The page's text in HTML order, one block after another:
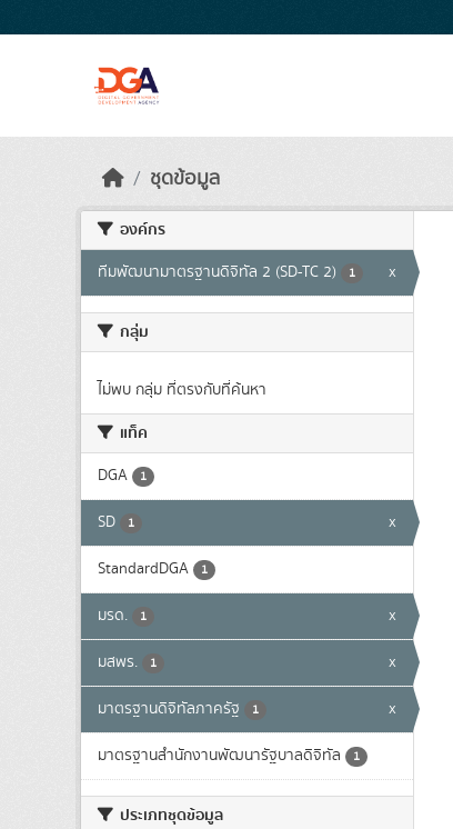
ชุดข้อมูล
องค์กร
ทีมพัฒนามาตรฐานดิจิทัล 2 (SD-TC 2) 1 x
กลุ่ม
ไม่พบ กลุ่ม ที่ตรงกับที่ค้นหา
แท็ค
DGA 1
SD 1 x
StandardDGA 1
มรด. 1 x
มสพร. 1 x
มาตรฐานดิจิทัลภาครัฐ 1 x
มาตรฐานสำนักงานพัฒนารัฐบาลดิจิทัล 1
ประเภทชุดข้อมูล